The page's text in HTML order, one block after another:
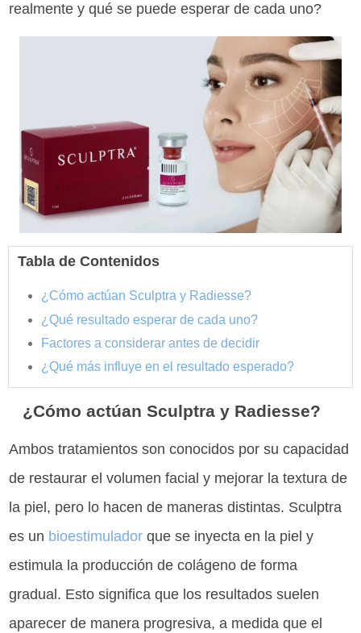
realmente y qué se puede esperar de cada uno?
Tabla de Contenidos
¿Cómo actúan Sculptra y Radiesse?
¿Qué resultado esperar de cada uno?
Factores a considerar antes de decidir
¿Qué más influye en el resultado esperado?
¿Cómo actúan Sculptra y Radiesse?
Ambos tratamientos son conocidos por su capacidad
de restaurar el volumen facial y mejorar la textura de
la piel, pero lo hacen de maneras distintas. Sculptra
es un bioestimulador que se inyecta en la piel y
estimula la producción de colágeno de forma
gradual. Esto significa que los resultados suelen
aparecer de manera progresiva, a medida que el